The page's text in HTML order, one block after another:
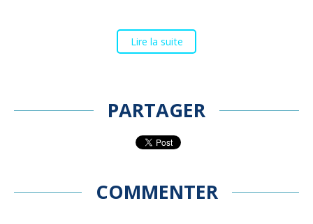
Lire la suite
PARTAGER
COMMENTER